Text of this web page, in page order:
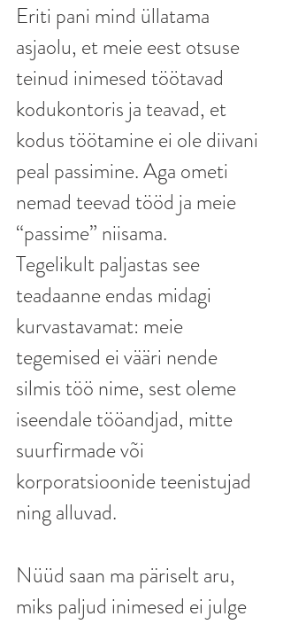
Eriti pani mind üllatama
asjaolu, et meie eest otsuse
teinud inimesed töötavad
kodukontoris ja teavad, et
kodus töötamine ei ole diivani
peal passimine. Aga ometi
nemad teevad tööd ja meie
“passime” niisama.
Tegelikult paljastas see
teadaanne endas midagi
kurvastavamat: meie
tegemised ei vääri nende
silmis töö nime, sest oleme
iseendale tööandjad, mitte
suurfirmade või
korporatsioonide teenistujad
ning alluvad.
Nüüd saan ma päriselt aru,
miks paljud inimesed ei julge